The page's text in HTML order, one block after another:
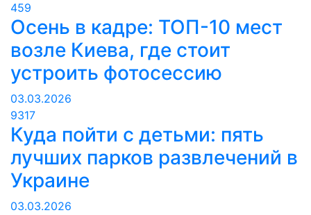
459
Осень в кадре: ТОП-10 мест
возле Киева, где стоит
устроить фотосессию
03.03.2026
9317
Куда пойти с детьми: пять
лучших парков развлечений в
Украине
03.03.2026